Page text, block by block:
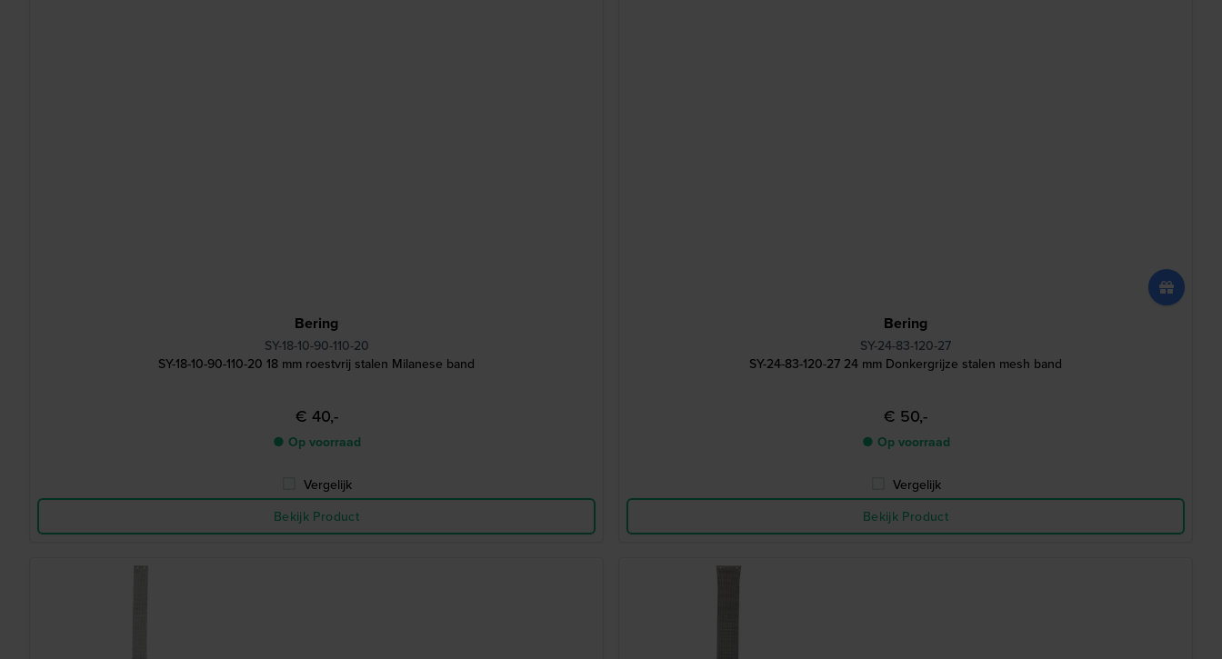
Bering
SY-18-10-90-110-20
SY-18-10-90-110-20 18 mm roestvrij stalen Milanese band
€ 40,-
● Op voorraad
Vergelijk
Bekijk Product
Bering
SY-24-83-120-27
SY-24-83-120-27 24 mm Donkergrijze stalen mesh band
€ 50,-
● Op voorraad
Vergelijk
Bekijk Product